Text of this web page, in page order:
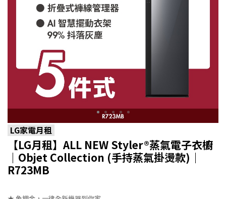
LG家電月租
【LG月租】ALL NEW Styler®蒸氣電子衣櫥
｜Objet Collection (手持蒸氣掛燙款)｜
R723MB